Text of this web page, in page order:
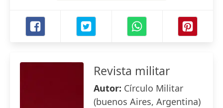
Revista militar
Autor: Círculo Militar
(buenos Aires, Argentina)